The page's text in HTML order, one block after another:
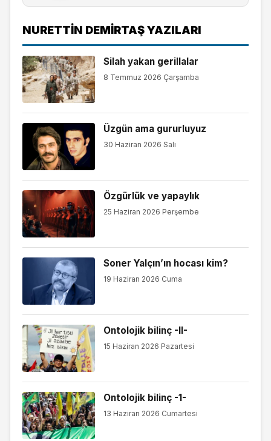
NURETTIN DEMİRTAŞ YAZILARI
Silah yakan gerillalar
8 Temmuz 2026 Çarşamba
Üzgün ama gururluyuz
30 Haziran 2026 Salı
Özgürlük ve yapaylık
25 Haziran 2026 Perşembe
Soner Yalçın’ın hocası kim?
19 Haziran 2026 Cuma
Ontolojik bilinç -II-
15 Haziran 2026 Pazartesi
Ontolojik bilinç -1-
13 Haziran 2026 Cumartesi